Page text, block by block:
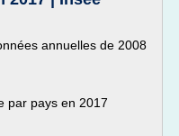
annuelles de 2008
par pays en 2017